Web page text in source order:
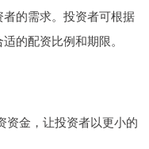
的需求。投资者可根据
的配资比例和期限。
资金，让投资者以更小的